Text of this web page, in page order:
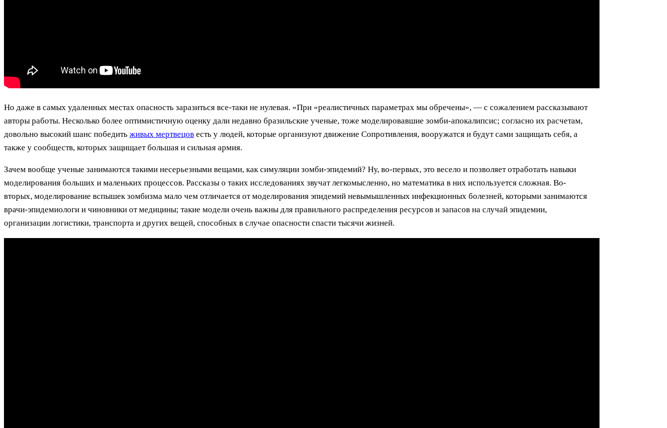
Но даже в самых удаленных местах опасность заразиться все-таки не нулевая. «При «реалистичных параметрах мы обречены», — с сожалением рассказывают
авторы работы. Несколько более оптимистичную оценку дали недавно бразильские ученые, тоже моделировавшие зомби-апокалипсис; согласно их расчетам,
довольно высокий шанс победить живых мертвецов есть у людей, которые организуют движение Сопротивления, вооружатся и будут сами защищать себя, а
также у сообществ, которых защищает большая и сильная армия.
Зачем вообще ученые занимаются такими несерьезными вещами, как симуляции зомби-эпидемий? Ну, во-первых, это весело и позволяет отработать навыки
моделирования больших и маленьких процессов. Рассказы о таких исследованиях звучат легкомысленно, но математика в них используется сложная. Во-
вторых, моделирование вспышек зомбизма мало чем отличается от моделирования эпидемий невымышленных инфекционных болезней, которыми занимаются
врачи-эпидемиологи и чиновники от медицины; такие модели очень важны для правильного распределения ресурсов и запасов на случай эпидемии,
организации логистики, транспорта и других вещей, способных в случае опасности спасти тысячи жизней.